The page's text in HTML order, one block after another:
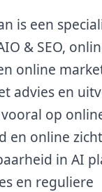
is een
& SEO,
online
advies en
op
en online
in AI
en reguliere